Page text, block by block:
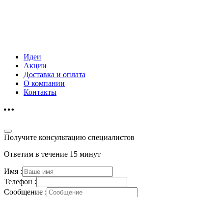
Идеи
Акции
Доставка и оплата
О компании
Контакты
Получите консультацию специалистов
Ответим в течение 15 минут
Имя :
Телефон :
Сообщение :